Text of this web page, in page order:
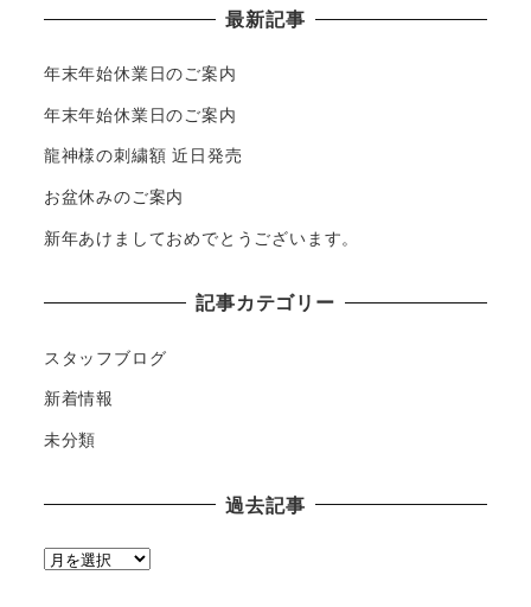
最新記事
年末年始休業日のご案内
年末年始休業日のご案内
龍神様の刺繍額 近日発売
お盆休みのご案内
新年あけましておめでとうございます。
記事カテゴリー
スタッフブログ
新着情報
未分類
過去記事
過